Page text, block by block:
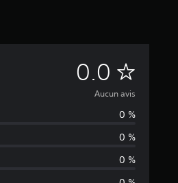
0.0 A
u
c
u
Aucun avis
0 %
0 %
0 %